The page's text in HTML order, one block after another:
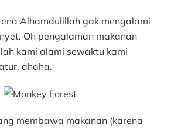
Alhamdulillah gak mengalami
Oh pengalaman makanan
kami alami sewaktu kami
ahaha.
membawa makanan (karena